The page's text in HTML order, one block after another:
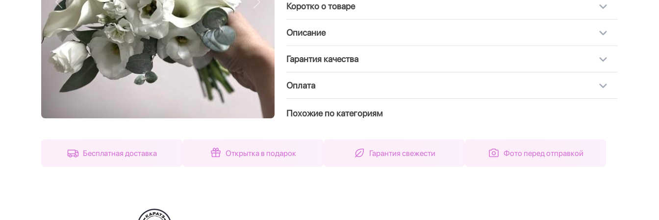
Назад Вперед Коротко о товаре
Описание
Гарантия качества
Оплата
Похожие по категориям
Бесплатная доставка Открытка в подарок Гарантия свежести Фото перед отправкой